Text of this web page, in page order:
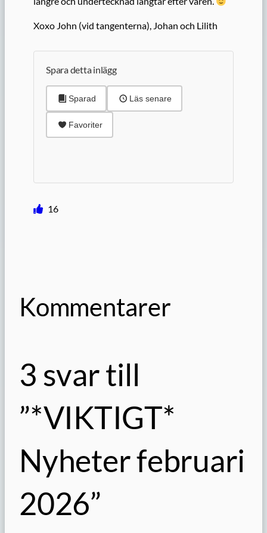
Xoxo John (vid tangenterna), Johan och Lilith
Spara detta inlägg
Sparad Läs senare
Favoriter
16
Kommentarer
3 svar till
”*VIKTIGT*
Nyheter februari
2026”